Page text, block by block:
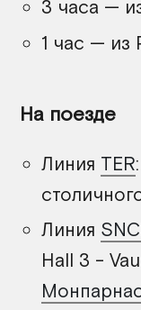
3 часа —
1 час — из
На поезде
Линия TER
Линия
Hall 3 -